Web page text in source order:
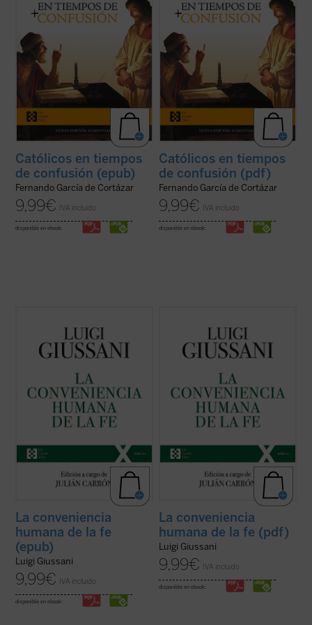
referencia que nos defina, de tal ...(ver
ficha)
Católicos en tiempos
de confusión (epub)
Fernando García de Cortázar
9,99€ IVA incluido
disponible en ebook:
referencia que nos defina, de tal ...(ver
ficha)
Católicos en tiempos
de confusión (pdf)
Fernando García de Cortázar
9,99€ IVA incluido
disponible en ebook:
de don Luigi Giussani en los Ejercicios
espirituales de la Fraternidad de Comunión
y Liberación celebrados entre 1985 y 1987
y los diálogos que éstas suscitaron.
La conveniencia
humana de la fe
(epub)
Luigi Giussani
9,99€ IVA incluido
disponible en ebook:
de don Luigi Giussani en los Ejercicios
espirituales de la Fraternidad de Comunión
y Liberación celebrados entre 1985 y 1987
y los diálogos que éstas suscitaron.
La conveniencia
humana de la fe (pdf)
Luigi Giussani
9,99€ IVA incluido
disponible en ebook: